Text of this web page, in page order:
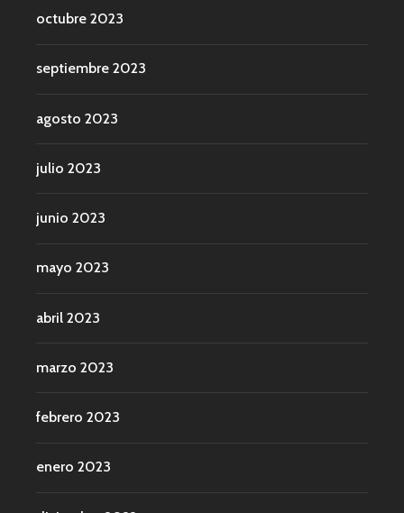
octubre 2023
septiembre 2023
agosto 2023
julio 2023
junio 2023
mayo 2023
abril 2023
marzo 2023
febrero 2023
enero 2023